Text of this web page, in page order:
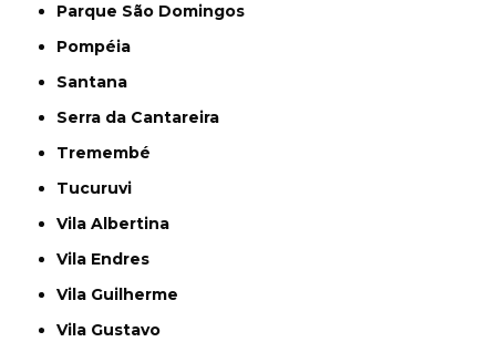
Parque São Domingos
Pompéia
Santana
Serra da Cantareira
Tremembé
Tucuruvi
Vila Albertina
Vila Endres
Vila Guilherme
Vila Gustavo